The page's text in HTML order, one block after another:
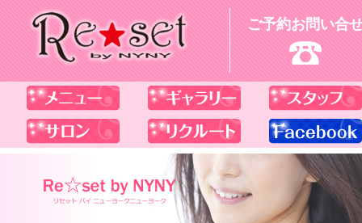
ご予約お問い合